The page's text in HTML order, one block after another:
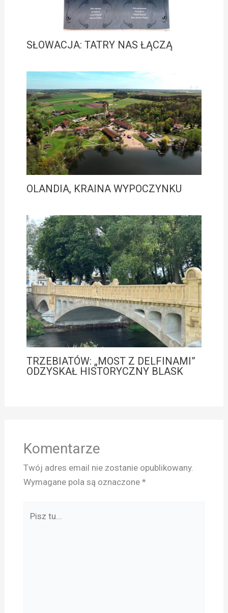
SŁOWACJA: TATRY NAS ŁĄCZĄ
OLANDIA, KRAINA WYPOCZYNKU
TRZEBIATÓW: „MOST Z DELFINAMI”
ODZYSKAŁ HISTORYCZNY BLASK
Komentarze
Twój adres email nie zostanie opublikowany.
Wymagane pola są oznaczone *